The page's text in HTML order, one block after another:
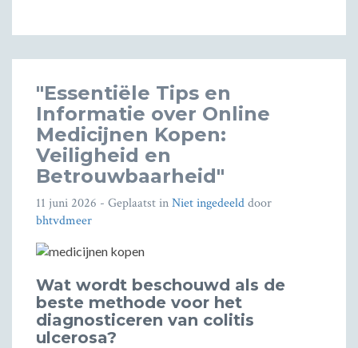
"Essentiële Tips en
Informatie over Online
Medicijnen Kopen:
Veiligheid en
Betrouwbaarheid"
11 juni 2026 - Geplaatst inNiet ingedeelddoor
bhtvdmeer
Wat wordt beschouwd als de
beste methode voor het
diagnosticeren van colitis
ulcerosa?